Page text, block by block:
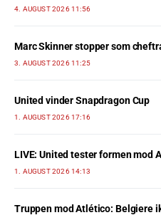
4. AUGUST 2026 11:56
Marc Skinner stopper som
3. AUGUST 2026 11:25
United vinder Snapdragon Cup
1. AUGUST 2026 17:16
LIVE: United tester formen mod
1. AUGUST 2026 14:13
Truppen mod Atlético: Belgiere